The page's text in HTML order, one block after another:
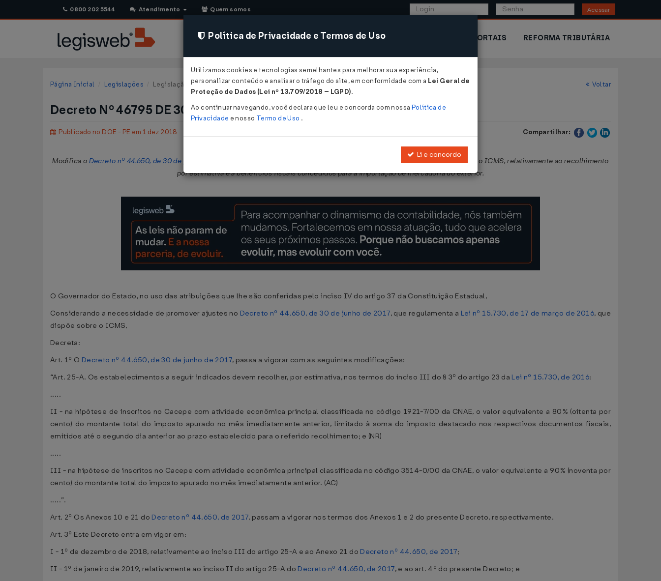
0800 202 5544 Atendimento Quem somos Acessar
CONSULTORIA SISTEMAS COMÉRCIO EXTERIOR PORTAIS REFORMA TRIBUTÁRIA
Página Inicial Legislações Legislação Estadual - Pernambuco Voltar
Decreto Nº 46795 DE 30/11/2018
Publicado no DOE - PE em 1 dez 2018 Compartilhar:
Modifica o Decreto nº 44.650, de 30 de junho de 2017 Lei nº 15.730, de 17 de março de 2016, que dispõe sobre o ICMS, relativamente ao recolhimento
por estimativa e a benefícios fiscais concedidos para a importação de mercadoria do exterior.
O Governador do Estado, no uso das atribuições que lhe são conferidas pelo inciso IV do artigo 37 da Constituição Estadual,
Considerando a necessidade de promover ajustes no Decreto nº 44.650, de 30 de junho de 2017, que regulamenta a Lei nº 15.730, de 17 de março de 2016, que
dispõe sobre o ICMS,
Decreta:
Art. 1º O Decreto nº 44.650, de 30 de junho de 2017, passa a vigorar com as seguintes modificações:
“Art. 25-A. Os estabelecimentos a seguir indicados devem recolher, por estimativa, nos termos do inciso III do § 3º do artigo 23 da Lei nº 15.730, de 2016:
.....
II - na hipótese de inscritos no Cacepe com atividade econômica principal classificada no código 1921-7/00 da CNAE, o valor equivalente a 80% (oitenta por
cento) do montante total do imposto apurado no mês imediatamente anterior, limitado à soma do imposto destacado nos respectivos documentos fiscais,
emitidos até o segundo dia anterior ao prazo estabelecido para o referido recolhimento; e (NR)
.....
III - na hipótese de inscritos no Cacepe com atividade econômica principal classificada no código 3514-0/00 da CNAE, o valor equivalente a 90% (noventa por
cento) do montante total do imposto apurado no mês imediatamente anterior. (AC)
.....”.
Art. 2º Os Anexos 10 e 21 do Decreto nº 44.650, de 2017, passam a vigorar nos termos dos Anexos 1 e 2 do presente Decreto, respectivamente.
Art. 3º Este Decreto entra em vigor em:
I - 1º de dezembro de 2018, relativamente ao inciso III do artigo 25-A e ao Anexo 21 do Decreto nº 44.650, de 2017;
II - 1º de janeiro de 2019, relativamente ao inciso II do artigo 25-A do Decreto nº 44.650, de 2017, e ao art. 4º do presente Decreto; e
Política de Privacidade e Termos de Uso
Utilizamos cookies e tecnologias semelhantes para melhorar sua experiência,
personalizar conteúdo e analisar o tráfego do site, em conformidade com a Lei Geral de
Proteção de Dados (Lei nº 13.709/2018 – LGPD).
Ao continuar navegando, você declara que leu e concorda com nossa Política de
Privacidade e nosso Termo de Uso .
Li e concordo